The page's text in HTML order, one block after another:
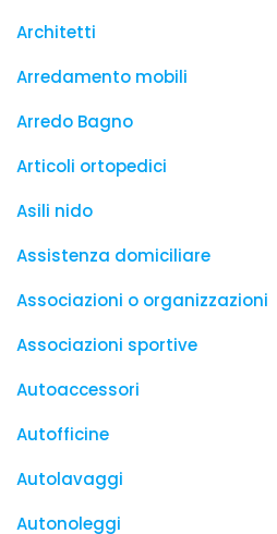
Architetti
Arredamento mobili
Arredo Bagno
Articoli ortopedici
Asili nido
Assistenza domiciliare
Associazioni o organizzazioni
Associazioni sportive
Autoaccessori
Autofficine
Autolavaggi
Autonoleggi